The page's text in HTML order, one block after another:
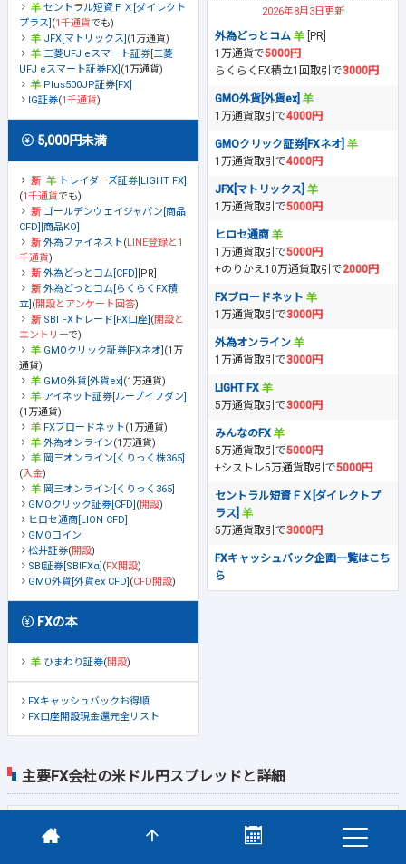
主要FX会社の米ドル円スプレッドと詳細
0.2銭原則固定
セントラル短資ＦＸ[ダイレクト
プラス] (1千通貨でも)
JFX[マトリックス] (1万通貨)
三菱UFJ eスマート証券[三菱
UFJ eスマート証券FX] (1万通貨)
Plus500JP証券[FX]
IG証券(1千通貨)
5,000円未満
トレイダーズ証券[LIGHT FX]
(1千通貨でも)
ゴールデンウェイジャパン[商品
CFD][商品KO]
外為ファイネスト(LINE登録と1
千通貨)
外為どっとコム[CFD] [PR]
外為どっとコム[らくらくFX積
立] (開設とアンケート回答)
SBI FXトレード[FX口座] (開設と
エントリーで)
GMOクリック証券[FXネオ] (1万
通貨)
GMO外貨[外貨ex] (1万通貨)
アイネット証券[ループイフダン]
(1万通貨)
FXブロードネット(1万通貨)
外為オンライン(1万通貨)
岡三オンライン[くりっく株365]
(入金)
岡三オンライン[くりっく365]
GMOクリック証券[CFD] (開設)
ヒロセ通商[LION CFD]
GMOコイン
松井証券(開設)
SBI証券[SBIFXα] (FX開設)
GMO外貨[外貨ex CFD] (CFD開設)
FXの本
ひまわり証券(開設)
FXキャッシュバックお得順
FX口座開設現金還元全リスト
2026年8月3日更新
外為どっとコム
[PR]
1万通貨で5000円
らくらくFX積立1回取引で3000円
GMO外貨[外貨ex]
1万通貨取引で4000円
GMOクリック証券[FXネオ]
1万通貨取引で4000円
JFX[マトリックス]
1万通貨取引で5000円
ヒロセ通商
1万通貨取引で5000円
+のりかえ10万通貨取引で2000円
FXブロードネット
1万通貨取引で3000円
外為オンライン
1万通貨取引で3000円
LIGHT FX
5万通貨取引で3000円
みんなのFX
5万通貨取引で5000円
+シストレ5万通貨取引で5000円
セントラル短資ＦＸ[ダイレクトプ
ラス]
5万通貨取引で3000円
FXキャッシュバック企画一覧はこち
ら